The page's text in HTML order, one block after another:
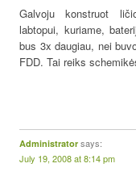
Galvoju konstruot
labtopui, kuriame,
bus 3x daugiau, nei
FDD. Tai reiks
Administrator says:
July 19, 2008 at 8:14 pm